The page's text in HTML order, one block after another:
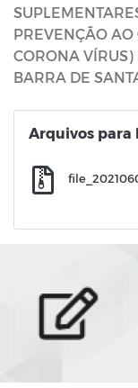
PREVENÇÃO AO
CORONA
BARRA DE
Arquivos para